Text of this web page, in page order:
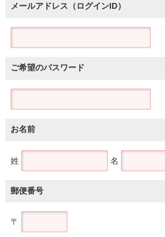
メールアドレス（ログインID）
ご希望のパスワード
お名前
姓 名
郵便番号
〒